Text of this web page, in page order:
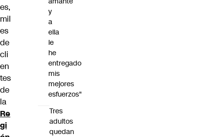
es,
mil
es
de
cli
en
tes
de
la
Re
gi
y
a
ella
le
he
entregado
mis
mejores
esfuerzos"
Tres
adultos
quedan